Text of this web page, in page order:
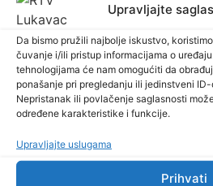
Upravljajte
Da bismo pružili najbolje iskustvo,
čuvanje i/ili pristup informacijama o
tehnologijama će nam omogućiti da
ponašanje pri pregledanju ili jedinstveni
Nepristanak ili povlačenje saglasnosti
određene karakteristike i funkcije.
Upravljajte uslugama
Prihvati
Upozorenje za narednih
prijete Balkanu, u rizičnoj
6. Augusta 2026.